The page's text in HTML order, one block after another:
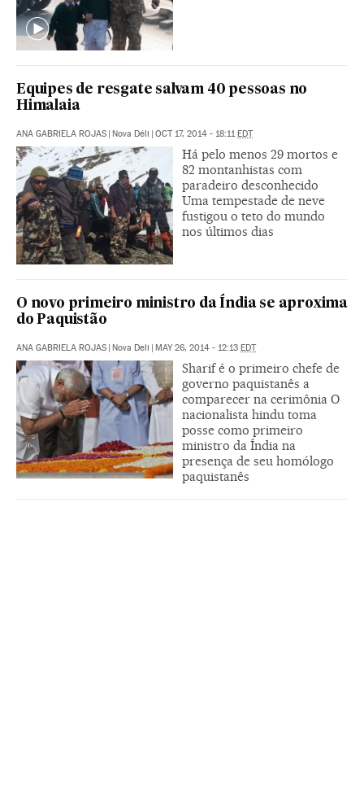
Equipes de resgate salvam 40 pessoas no
Himalaia
ANA GABRIELA ROJAS | Nova Déli | OCT 17, 2014 - 18:11EDT
Há pelo menos 29 mortos e
82 montanhistas com
paradeiro desconhecido
Uma tempestade de neve
fustigou o teto do mundo
nos últimos dias
O novo primeiro ministro da Índia se aproxima
do Paquistão
ANA GABRIELA ROJAS | Nova Deli | MAY 26, 2014 - 12:13 EDT
Sharif é o primeiro chefe de
governo paquistanês a
comparecer na cerimônia O
nacionalista hindu toma
posse como primeiro
ministro da Índia na
presença de seu homólogo
paquistanês